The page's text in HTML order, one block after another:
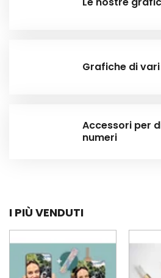
Grafiche di
Accessori per
numeri
I PIÙ VENDUTI